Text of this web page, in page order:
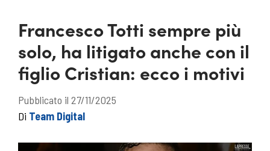
Francesco Totti sempre più
solo, ha litigato anche con il
figlio Cristian: ecco i motivi
Pubblicato il 27/11/2025
Di Team Digital